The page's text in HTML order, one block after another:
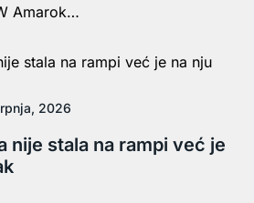
Amarok…
2026
nije stala na rampi već je